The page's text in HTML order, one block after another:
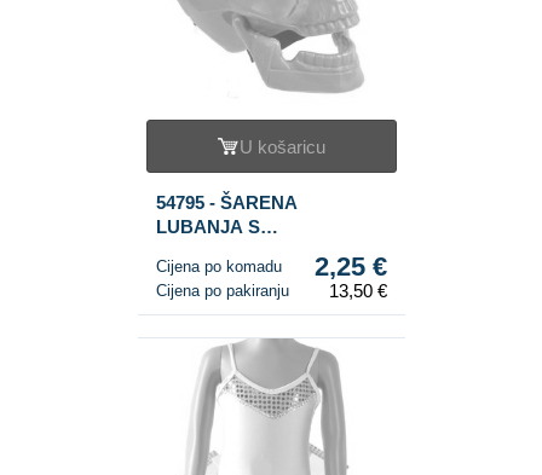
U košaricu
54795 - ŠARENA
LUBANJA S
Cijena po komadu 2,25 €
Cijena po pakiranju 13,50 €